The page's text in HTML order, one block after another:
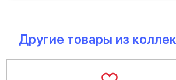
Другие товары из